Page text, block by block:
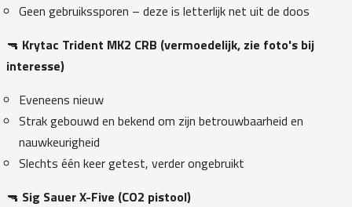
Geen gebruikssporen – deze is letterlijk net uit de doos
🔫 Krytac Trident MK2 CRB (vermoedelijk, zie foto's bij
interesse)
Eveneens nieuw
Strak gebouwd en bekend om zijn betrouwbaarheid en
nauwkeurigheid
Slechts één keer getest, verder ongebruikt
🔫 Sig Sauer X-Five (CO2 pistool)